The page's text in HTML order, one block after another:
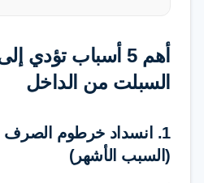
أهم 5 أسباب تؤدي
السبلت من الداخل
1. انسداد خرطوم الصرف
(السبب الأشهر)